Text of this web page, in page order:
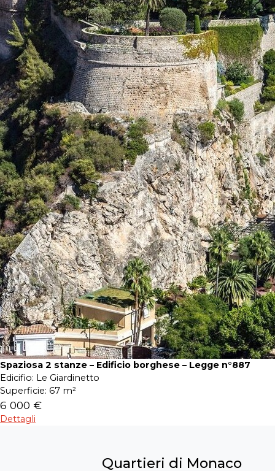
Spaziosa 2 stanze – Edificio borghese – Legge n°887
Edicifio: Le Giardinetto
Superficie: 67 m²
6 000 €
Dettagli
Quartieri di Monaco